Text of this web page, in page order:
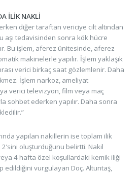
İLİK NAKLİ
diğer taraftan vericiye cilt altından
aşı tedavisinden sonra kök hücre
Bu işlem, aferez ünitesinde, aferez
makinelerle yapılır. İşlem yaklaşık
verici birkaç saat gözlemlenir. Daha
İşlem narkoz, ameliyat
verici televizyon, film veya maç
sohbet ederken yapılır. Daha sonra
yapılan nakillerin ise toplam ilik
oluşturduğunu belirtti. Nakil
4 hafta özel koşullardaki kemik iliği
edildiğini vurgulayan Doç. Altuntaş,